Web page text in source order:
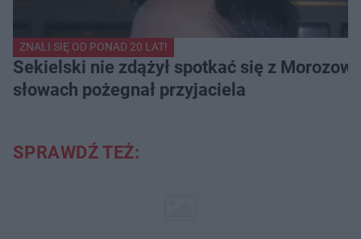
ZNALI SIĘ OD PONAD 20 LAT!
Sekielski nie zdążył spotkać się z
słowach pożegnał przyjaciela
SPRAWDŹ TEŻ: